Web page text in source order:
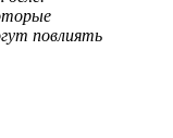
повлиять